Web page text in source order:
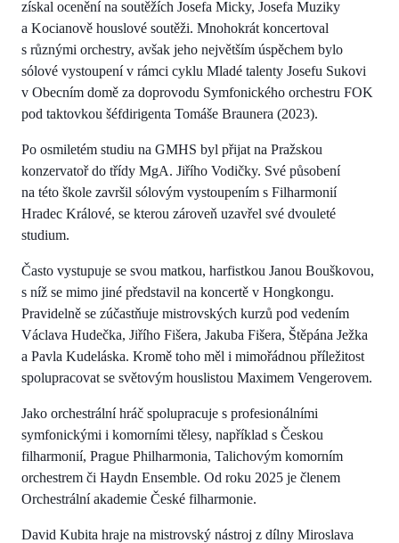
získal ocenění na soutěžích Josefa Micky, Josefa Muziky
a Kocianově houslové soutěži. Mnohokrát koncertoval
s různými orchestry, avšak jeho největším úspěchem bylo
sólové vystoupení v rámci cyklu Mladé talenty Josefu Sukovi
v Obecním domě za doprovodu Symfonického orchestru FOK
pod taktovkou šéfdirigenta Tomáše Braunera (2023).
Po osmiletém studiu na GMHS byl přijat na Pražskou
konzervatoř do třídy MgA. Jiřího Vodičky. Své působení
na této škole završil sólovým vystoupením s Filharmonií
Hradec Králové, se kterou zároveň uzavřel své dvouleté
studium.
Často vystupuje se svou matkou, harfistkou Janou Bouškovou,
s níž se mimo jiné představil na koncertě v Hongkongu.
Pravidelně se zúčastňuje mistrovských kurzů pod vedením
Václava Hudečka, Jiřího Fišera, Jakuba Fišera, Štěpána Ježka
a Pavla Kudeláska. Kromě toho měl i mimořádnou příležitost
spolupracovat se světovým houslistou Maximem Vengerovem.
Jako orchestrální hráč spolupracuje s profesionálními
symfonickými i komorními tělesy, například s Českou
filharmonií, Prague Philharmonia, Talichovým komorním
orchestrem či Haydn Ensemble. Od roku 2025 je členem
Orchestrální akademie České filharmonie.
David Kubita hraje na mistrovský nástroj z dílny Miroslava